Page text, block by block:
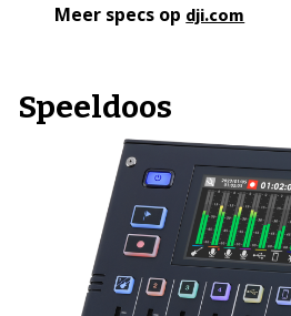
Meer specs op dji.com
Speeldoos